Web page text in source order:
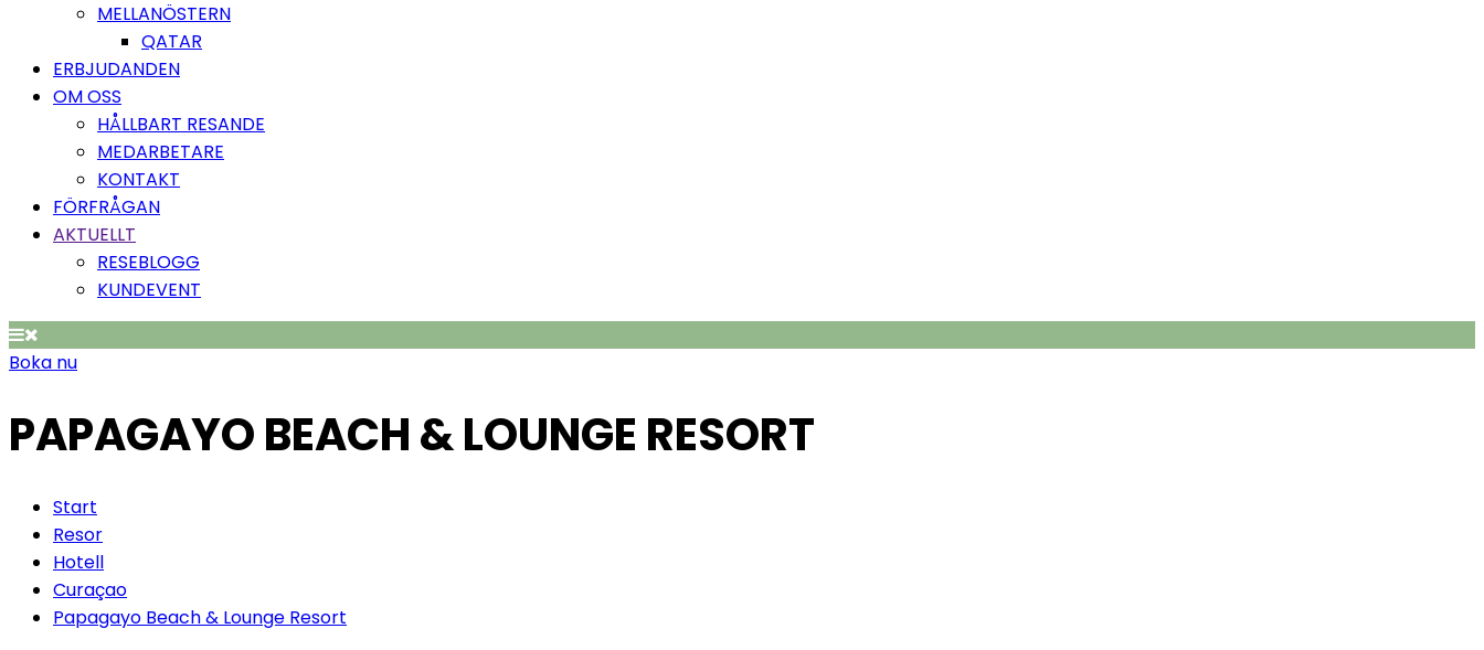
MELLANÖSTERN
QATAR
ERBJUDANDEN
OM OSS
HÅLLBART RESANDE
MEDARBETARE
KONTAKT
FÖRFRÅGAN
AKTUELLT
RESEBLOGG
KUNDEVENT
Boka nu
PAPAGAYO BEACH & LOUNGE RESORT
Start
Resor
Hotell
Curaçao
Papagayo Beach & Lounge Resort